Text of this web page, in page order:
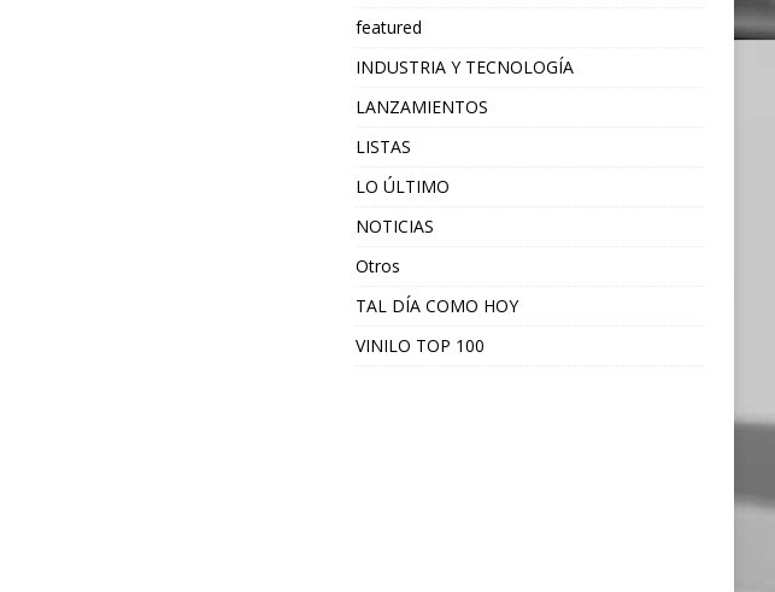
featured
INDUSTRIA Y TECNOLOGÍA
LANZAMIENTOS
LISTAS
LO ÚLTIMO
NOTICIAS
Otros
TAL DÍA COMO HOY
VINILO TOP 100